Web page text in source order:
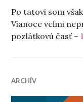
Po tatovi som
Vianoce veľmi
pozlátkovú časť –
ARCHÍV